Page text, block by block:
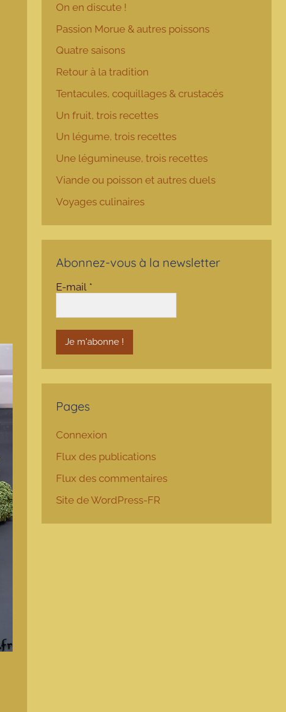
On en discute !
Passion Morue & autres poissons
Quatre saisons
Retour à la tradition
Tentacules, coquillages & crustacés
Un fruit, trois recettes
Un légume, trois recettes
Une légumineuse, trois recettes
Viande ou poisson et autres duels
Voyages culinaires
Abonnez-vous à la newsletter
E-mail *
Pages
Connexion
Flux des publications
Flux des commentaires
Site de WordPress-FR